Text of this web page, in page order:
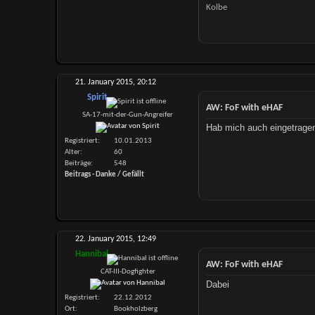
Kolbe
21. January 2015, 20:12
Spirit
SA-17-mit-der-Gun-Angreifer
Registriert
10.01.2013
Alter
60
Beiträge
548
Beitrags - Danke / Gefällt
AW: FoF with eHAF
Hab mich auch
22. January 2015, 12:49
Hannibal
CAT-III-Dogfighter
Registriert
22.12.2012
Ort
Bookholzberg
AW: FoF with eHAF
Dabei